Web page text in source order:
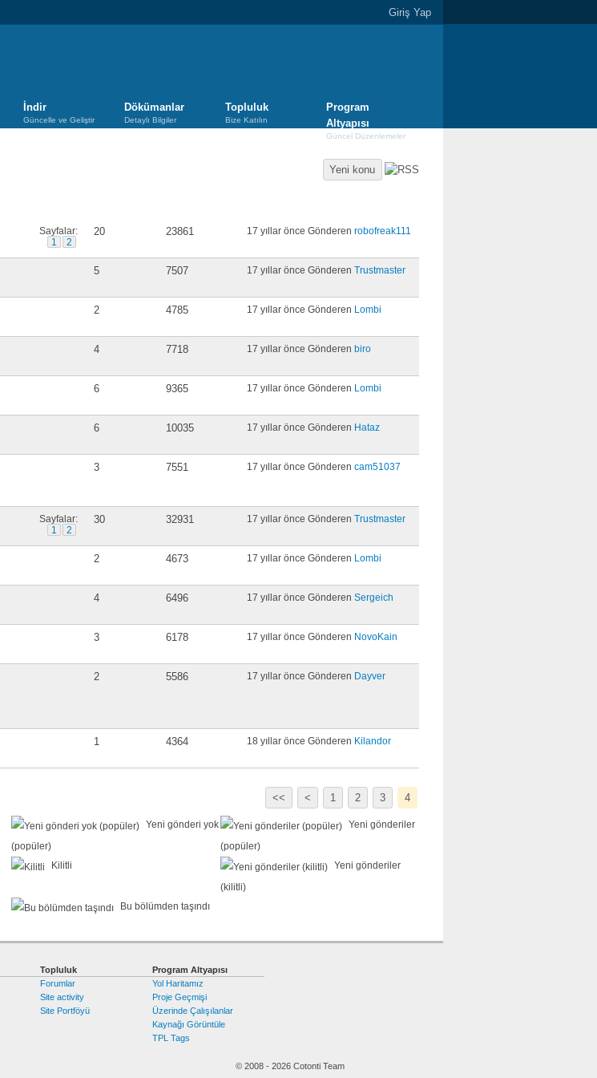
Giriş Yap
İndir
Güncelle ve Geliştir
Dökümanlar
Detaylı Bilgiler
Topluluk
Bize Katılın
Program
Altyapısı
Güncel Düzenlemeler
Yeni konu
Sayfalar:
1
2
20 23861 17 yıllar önce Gönderen robofreak111
5 7507 17 yıllar önce Gönderen Trustmaster
2 4785 17 yıllar önce Gönderen Lombi
4 7718 17 yıllar önce Gönderen biro
6 9365 17 yıllar önce Gönderen Lombi
6 10035 17 yıllar önce Gönderen Hataz
3 7551 17 yıllar önce Gönderen cam51037
Sayfalar:
1
2
30 32931 17 yıllar önce Gönderen Trustmaster
2 4673 17 yıllar önce Gönderen Lombi
4 6496 17 yıllar önce Gönderen Sergeich
3 6178 17 yıllar önce Gönderen NovoKain
2 5586 17 yıllar önce Gönderen Dayver
1 4364 18 yıllar önce Gönderen Kilandor
<< < 1 2 3 4
Yeni gönderi yok
(popüler)
Yeni gönderiler
(popüler)
Kilitli Yeni gönderiler
(kilitli)
Bu bölümden taşındı
Topluluk
Forumlar
Site activity
Site Portföyü
Program Altyapısı
Yol Haritamız
Proje Geçmişi
Üzerinde Çalışılanlar
Kaynağı Görüntüle
TPL Tags
© 2008 - 2026 Cotonti Team